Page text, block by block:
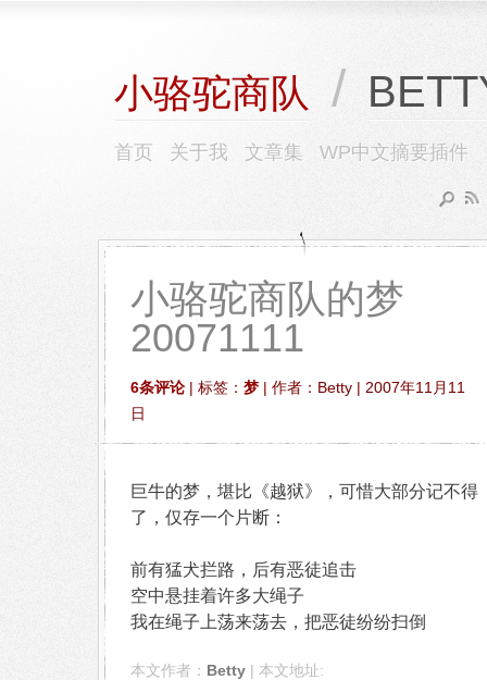
小骆驼商队 /
首页 关于我 文章集 WP中文摘要插件
小骆驼商队的梦
20071111
6条评论 | 标签： 梦 | 作者：Betty | 2007年11月11
日
巨牛的梦，堪比《越狱》，可惜大部分记不得
了，仅存一个片断：
前有猛犬拦路，后有恶徒追击
空中悬挂着许多大绳子
我在绳子上荡来荡去，把恶徒纷纷扫倒
本文作者： Betty | 本文地址: